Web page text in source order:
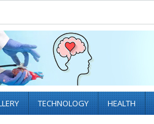
TECHNOLOGY HEALTH